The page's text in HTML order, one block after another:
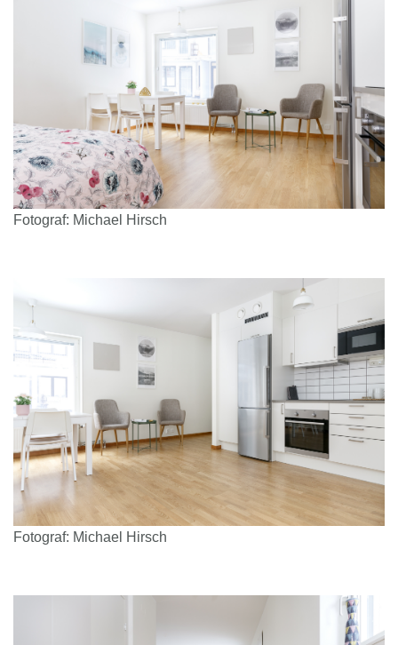
Fotograf: Michael Hirsch
Fotograf: Michael Hirsch